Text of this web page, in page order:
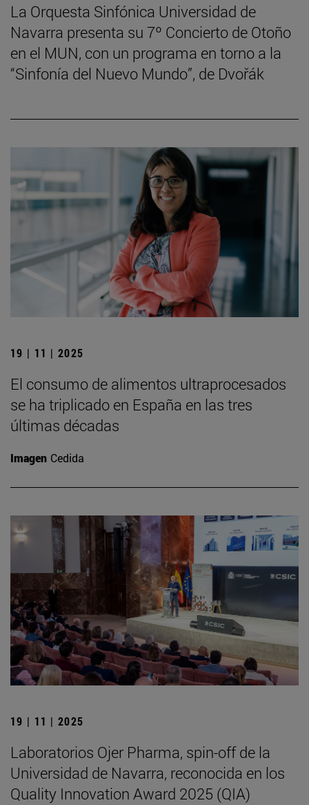
La Orquesta Sinfónica Universidad de
Navarra presenta su 7º Concierto de Otoño
en el MUN, con un programa en torno a la
“Sinfonía del Nuevo Mundo”, de Dvořák
19 | 11 | 2025
El consumo de alimentos ultraprocesados
se ha triplicado en España en las tres
últimas décadas
Imagen Cedida
19 | 11 | 2025
Laboratorios Ojer Pharma, spin-off de la
Universidad de Navarra, reconocida en los
Quality Innovation Award 2025 (QIA)